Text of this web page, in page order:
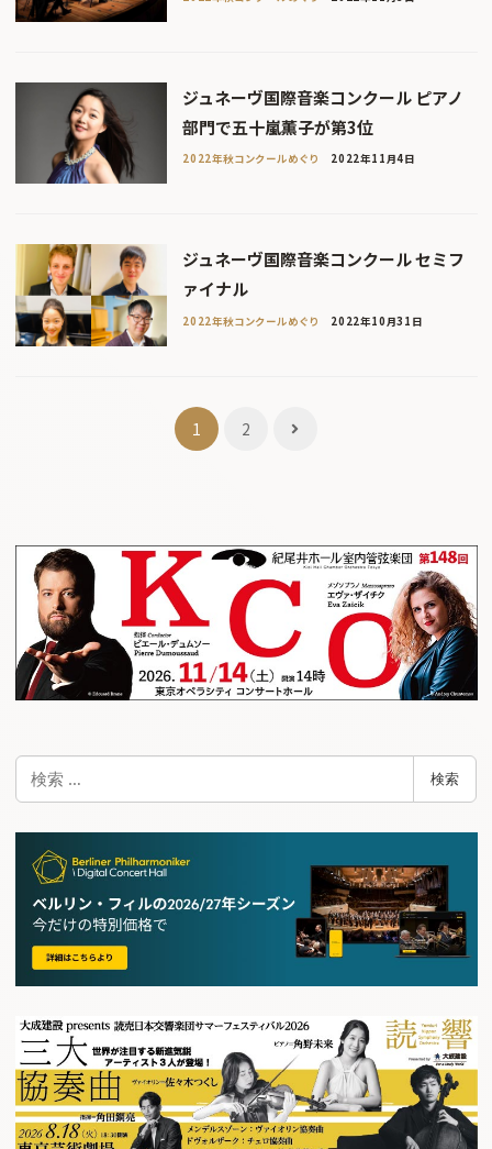
ジュネーヴ国際音楽コンクール ピアノ
部門で五十嵐薫子が第3位
2022年秋コンクールめぐり 2022年11月4日
ジュネーヴ国際音楽コンクール セミフ
ァイナル
2022年秋コンクールめぐり 2022年10月31日
ゲ
ー
ョ
ン
1 2
検
検索